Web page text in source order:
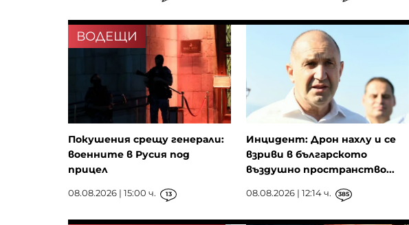
ВОДЕЩИ
Покушения срещу генерали:
военните в Русия под
прицел
08.08.2026 | 15:00 ч. 13
Инцидент: Дрон нахлу и се
взриви в българското
въздушно пространство...
08.08.2026 | 12:14 ч. 385